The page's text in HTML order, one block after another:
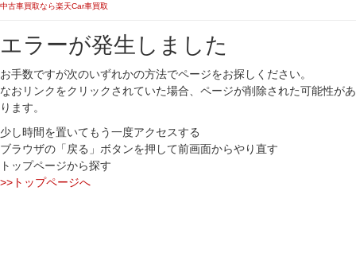
中古車買取なら楽天Car車買取
エラーが発生しました
お手数ですが次のいずれかの方法でページをお探しください。
なおリンクをクリックされていた場合、ページが削除された可能性があ
ります。
少し時間を置いてもう一度アクセスする
ブラウザの「戻る」ボタンを押して前画面からやり直す
トップページから探す
>>トップページへ